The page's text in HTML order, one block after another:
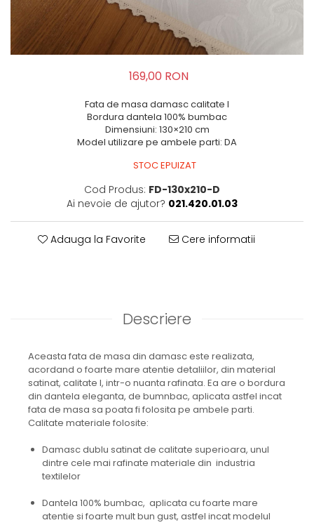
169,00 RON
Fata de masa damasc calitate I
Bordura dantela 100% bumbac
Dimensiuni: 130×210 cm
Model utilizare pe ambele parti: DA
STOC EPUIZAT
Cod Produs: FD-130x210-D
Ai nevoie de ajutor? 021.420.01.03
Adauga la Favorite Cere informatii
Descriere
Aceasta fata de masa din damasc este realizata,
acordand o foarte mare atentie detaliilor, din material
satinat, calitate I, intr-o nuanta rafinata. Ea are o bordura
din dantela eleganta, de bumnbac, aplicata astfel incat
fata de masa sa poata fi folosita pe ambele parti.
Calitate materiale folosite:
Damasc dublu satinat de calitate superioara, unul
dintre cele mai rafinate materiale din industria
textilelor
Dantela 100% bumbac, aplicata cu foarte mare
atentie si foarte mult bun gust, astfel incat modelul